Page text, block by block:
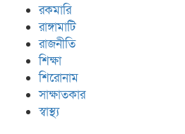
রকমারি
রাঙ্গামাটি
রাজনীতি
শিক্ষা
শিরোনাম
সাক্ষাতকার
স্বাস্থ্য